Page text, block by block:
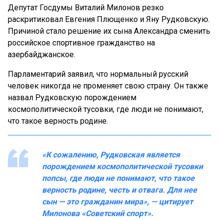
Депутат Госдумы Виталий Милонов резко
раскритиковал Евгения Плющенко и Яну Рудковскую.
Причиной стало решение их сына Александра сменить
российское спортивное гражданство на
азербайджанское.
Парламентарий заявил, что нормальный русский
человек никогда не променяет свою страну. Он также
назвал Рудковскую порождением
космополитической тусовки, где люди не понимают,
что такое верность родине.
«К сожалению, Рудковская является
порождением космополитической тусовки
попсы, где люди не понимают, что такое
верность родине, честь и отвага. Для нее
сын — это гражданин мира», — цитирует
Милонова «Советский спорт».